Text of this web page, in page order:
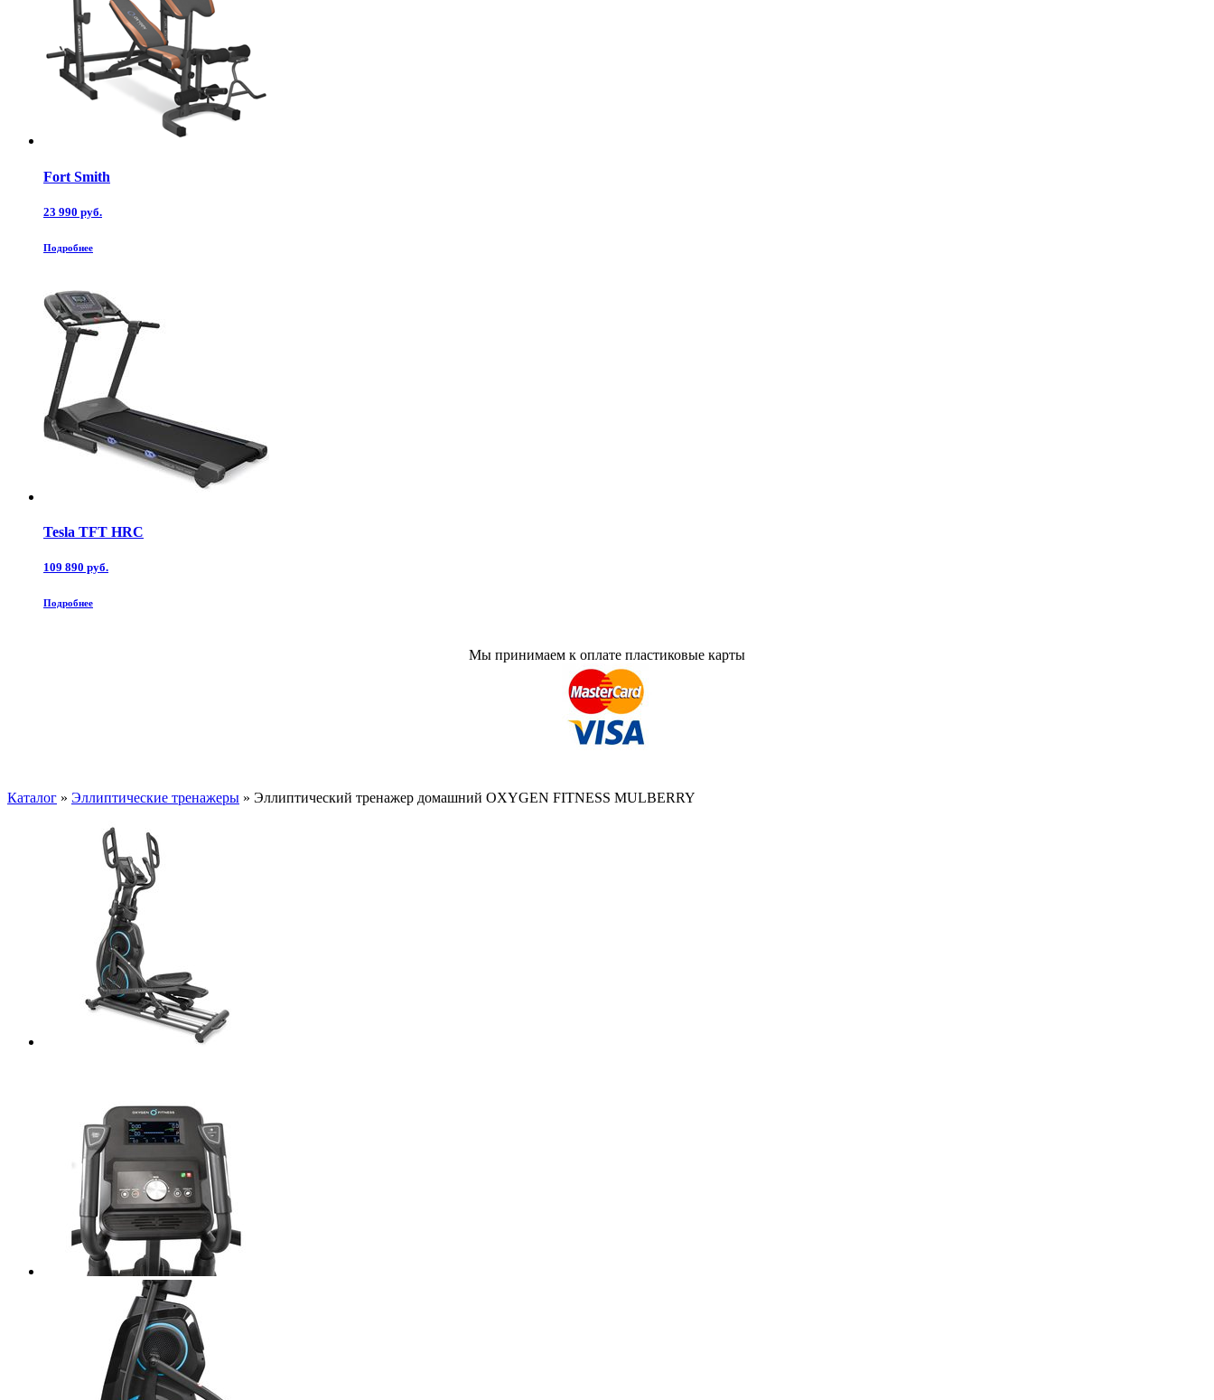
Fort Smith
23 990 руб.
Подробнее
Tesla TFT HRC
109 890 руб.
Подробнее
Мы принимаем к оплате пластиковые карты
Каталог » Эллиптические тренажеры » Эллиптический тренажер домашний OXYGEN FITNESS MULBERRY